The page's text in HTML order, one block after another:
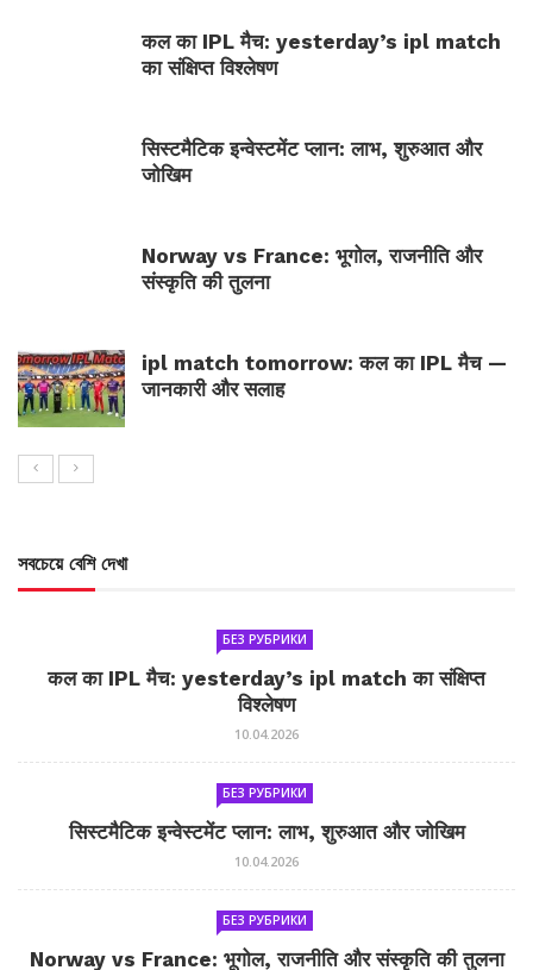
कल का IPL मैच: yesterday’s ipl match
का संक्षिप्त विश्लेषण
सिस्टमैटिक इन्वेस्टमेंट प्लान: लाभ, शुरुआत और
जोखिम
Norway vs France: भूगोल, राजनीति और
संस्कृति की तुलना
ipl match tomorrow: कल का IPL मैच —
जानकारी और सलाह
সবচেয়ে বেশি দেখা
БЕЗ РУБРИКИ
कल का IPL मैच: yesterday’s ipl match का संक्षिप्त
विश्लेषण
10.04.2026
БЕЗ РУБРИКИ
सिस्टमैटिक इन्वेस्टमेंट प्लान: लाभ, शुरुआत और जोखिम
10.04.2026
БЕЗ РУБРИКИ
Norway vs France: भूगोल, राजनीति और संस्कृति की तुलना